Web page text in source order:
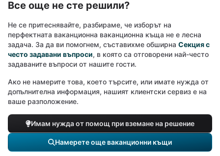
Все още не сте решили?
Не се притеснявайте, разбираме, че изборът на
перфектната ваканционна ваканционна къща не е лесна
задача. За да ви помогнем, съставихме обширна Секция с
често задавани въпроси, в която са отговорени най-често
задаваните въпроси от нашите гости.
Ако не намерите това, което търсите, или имате нужда от
допълнителна информация, нашият клиентски сервиз е на
ваше разположение.
Имам нужда от помощ при вземане на решение
Намерете още ваканционни къщи